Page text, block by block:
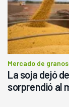
Mercado de granos
La soja dejó
sorprendió al